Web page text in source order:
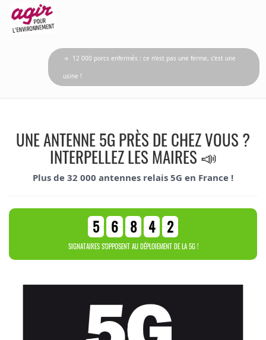
→ 12 000 porcs enfermés : ce n’est pas une ferme, c’est une
usine !
UNE ANTENNE 5G PRÈS DE CHEZ VOUS ?
INTERPELLEZ LES MAIRES 📣
Plus de 32 000 antennes relais 5G en France !
5 6 8 4 2
SIGNATAIRES S'OPPOSENT AU DÉPLOIEMENT DE LA 5G !